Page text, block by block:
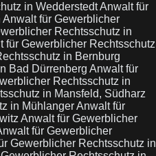
in WedderstedtAnwalt für
Anwalt für Gewerblicher
Rechtsschutz in
für Gewerblicher Rechtsschutz
in Bernburg
Bad Dürrenberg Anwalt für
Rechtsschutz in
in Mansfeld, Südharz
in MühlangerAnwalt für
Anwalt für Gewerblicher
für Gewerblicher
Gewerblicher Rechtsschutz in